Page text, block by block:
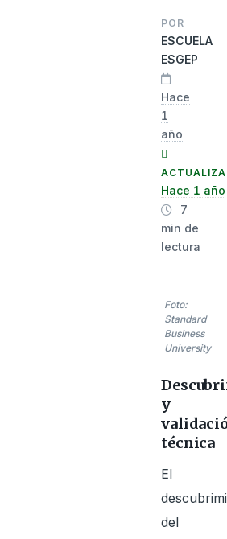
POR
ESCUELA
ESGEP
Hace
1
año
Hace 1 año
7
min de
lectura
Foto:
Standard
Business
University
y
técnica
El
del